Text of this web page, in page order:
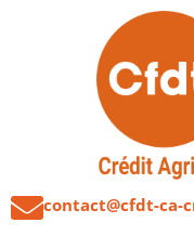
contact@cfdt-ca-